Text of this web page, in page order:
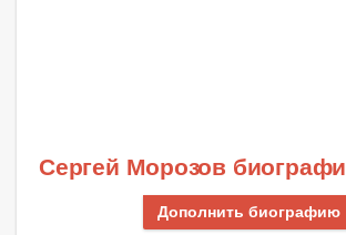
Сергей Морозов
Дополнить биографию